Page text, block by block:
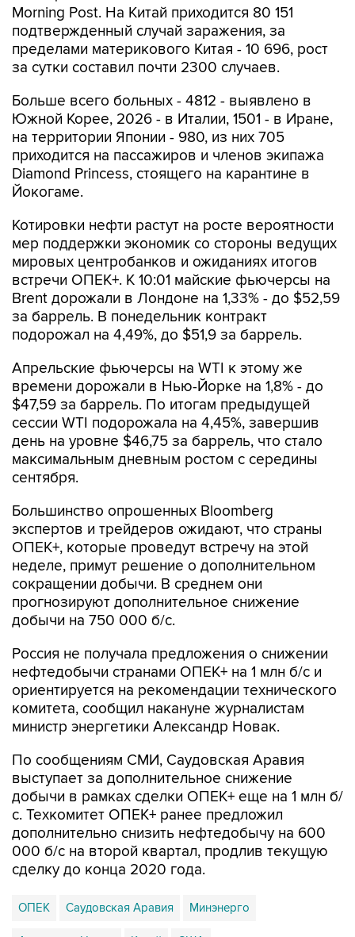
Morning Post. На Китай приходится 80 151
подтвержденный случай заражения, за
пределами материкового Китая - 10 696, рост
за сутки составил почти 2300 случаев.
Больше всего больных - 4812 - выявлено в
Южной Корее, 2026 - в Италии, 1501 - в Иране,
на территории Японии - 980, из них 705
приходится на пассажиров и членов экипажа
Diamond Princess, стоящего на карантине в
Йокогаме.
Котировки нефти растут на росте вероятности
мер поддержки экономик со стороны ведущих
мировых центробанков и ожиданиях итогов
встречи ОПЕК+. К 10:01 майские фьючерсы на
Brent дорожали в Лондоне на 1,33% - до $52,59
за баррель. В понедельник контракт
подорожал на 4,49%, до $51,9 за баррель.
Апрельские фьючерсы на WTI к этому же
времени дорожали в Нью-Йорке на 1,8% - до
$47,59 за баррель. По итогам предыдущей
сессии WTI подорожала на 4,45%, завершив
день на уровне $46,75 за баррель, что стало
максимальным дневным ростом с середины
сентября.
Большинство опрошенных Bloomberg
экспертов и трейдеров ожидают, что страны
ОПЕК+, которые проведут встречу на этой
неделе, примут решение о дополнительном
сокращении добычи. В среднем они
прогнозируют дополнительное снижение
добычи на 750 000 б/с.
Россия не получала предложения о снижении
нефтедобычи странами ОПЕК+ на 1 млн б/с и
ориентируется на рекомендации технического
комитета, сообщил накануне журналистам
министр энергетики Александр Новак.
По сообщениям СМИ, Саудовская Аравия
выступает за дополнительное снижение
добычи в рамках сделки ОПЕК+ еще на 1 млн б/
с. Техкомитет ОПЕК+ ранее предложил
дополнительно снизить нефтедобычу на 600
000 б/с на второй квартал, продлив текущую
сделку до конца 2020 года.
ОПЕК Саудовская Аравия Минэнерго